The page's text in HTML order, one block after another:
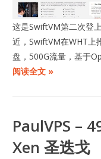
这是SwiftVM第二次登
近，SwiftVM在WHT上
盘，500G流量，基于
阅读全文 »
PaulVPS –
Xen 圣迭戈